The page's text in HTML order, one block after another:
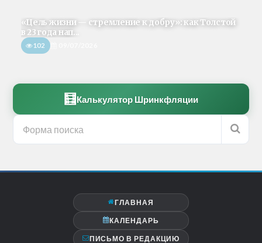
«Цель жизни — стремление к добру»: как Толстой
в 23 года нап...
102
🧮 Калькулятор Шринкфляции
ГЛАВНАЯ
КАЛЕНДАРЬ
ПИСЬМО В РЕДАКЦИЮ